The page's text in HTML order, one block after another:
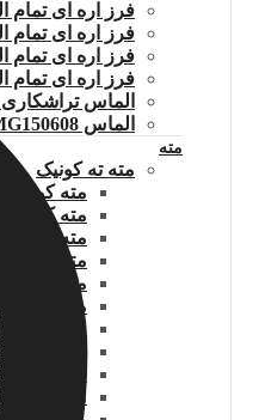
فرز اره ای تمام الماس
فرز اره ای تمام الماس
فرز اره ای تمام الماس
فرز اره ای تمام الماس (
الماس تراشکاری TCMT110204.WIDIA
الماس DNMG150608
مته
مته ته کونیک
مته کونیک 14 میلیمتر
مته کونیک 14.5 میلیمتر
مته کونیک 15 میلیمتر
مته کونیک 15.5 میلیمتر
مته کونیک 16 میلیمتر
مته کونیک 16.5 میلیمتر
مته کونیک 17 میلیمتر
مته کونیک 18 میلیمتر
مته کونیک 18.5 میلیمتر